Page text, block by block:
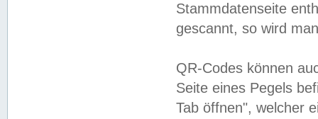
Stammdatenseite
gescannt, so wird
QR-Codes können
Seite eines Pegels
Tab öffnen", welcher